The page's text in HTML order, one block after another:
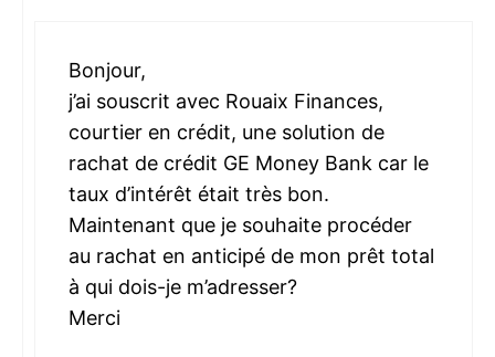
Bonjour,
j’ai souscrit avec Rouaix Finances,
courtier en crédit, une solution de
rachat de crédit GE Money Bank car le
taux d’intérêt était très bon.
Maintenant que je souhaite procéder
au rachat en anticipé de mon prêt total
à qui dois-je m’adresser?
Merci